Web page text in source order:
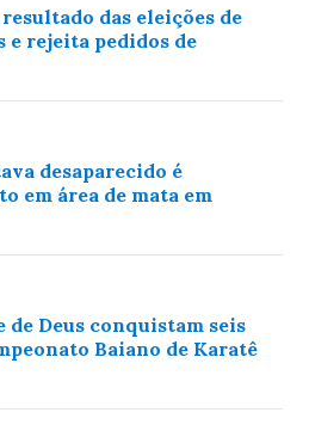
das eleições de
e rejeita pedidos de
desaparecido é
em área de mata em
de Deus conquistam seis
Baiano de Karatê